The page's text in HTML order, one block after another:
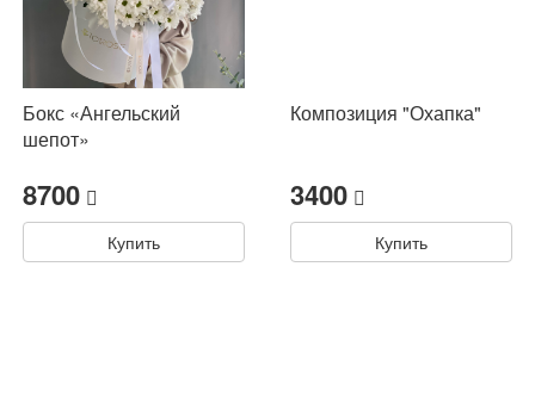
Бокс «Ангельский
шепот»
8700
Купить
Композиция "Охапка"
3400
Купить